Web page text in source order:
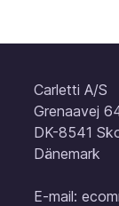
Carletti A/S
Grenaavej
DK-8541
Dänemark
E-mail: